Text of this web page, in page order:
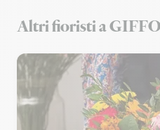
Altri fioristi a